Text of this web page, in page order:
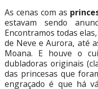
As cenas com as
estavam sendo
Encontramos todas
de Neve e Aurora, até
Moana. E houve o
dubladoras originais
das princesas que
engraçado é que há